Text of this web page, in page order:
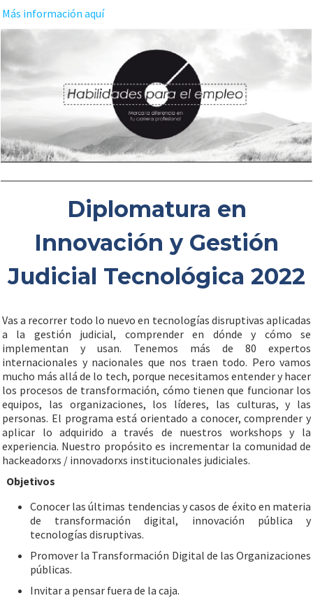
Más información aquí
Diplomatura en
Innovación y Gestión
Judicial Tecnológica 2022
Vas a recorrer todo lo nuevo en tecnologías disruptivas aplicadas
a la gestión judicial, comprender en dónde y cómo se
implementan y usan. Tenemos más de 80 expertos
internacionales y nacionales que nos traen todo. Pero vamos
mucho más allá de lo tech, porque necesitamos entender y hacer
los procesos de transformación, cómo tienen que funcionar los
equipos, las organizaciones, los líderes, las culturas, y las
personas. El programa está orientado a conocer, comprender y
aplicar lo adquirido a través de nuestros workshops y la
experiencia. Nuestro propósito es incrementar la comunidad de
hackeadorxs / innovadorxs institucionales judiciales.
Objetivos
Conocer las últimas tendencias y casos de éxito en materia
de transformación digital, innovación pública y
tecnologías disruptivas.
Promover la Transformación Digital de las Organizaciones
públicas.
Invitar a pensar fuera de la caja.